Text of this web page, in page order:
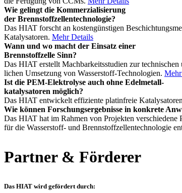
Wie gelingt die Kommerzialisierung
der Brennstoffzellentechnologie?
Das HIAT forscht an kostengünstigen
Katalysatoren. Mehr Details
Wann und wo macht der Einsatz einer
Brennstoffzelle Sinn?
Das HIAT erstellt Machbarkeitsstudien zur
lichen Umsetzung von Wasserstoff-Technologien.
Ist die PEM-Elektrolyse auch ohne Edelmetall-
katalysatoren möglich?
Das HIAT entwickelt effiziente platinfreie
Wie können Forschungsergebnisse in konkrete
Das HIAT hat im Rahmen von Projekten verschiedene
für die Wasserstoff- und Brennstoffzellentechnologie
Partner & Förderer
Das HIAT wird gefördert durch: